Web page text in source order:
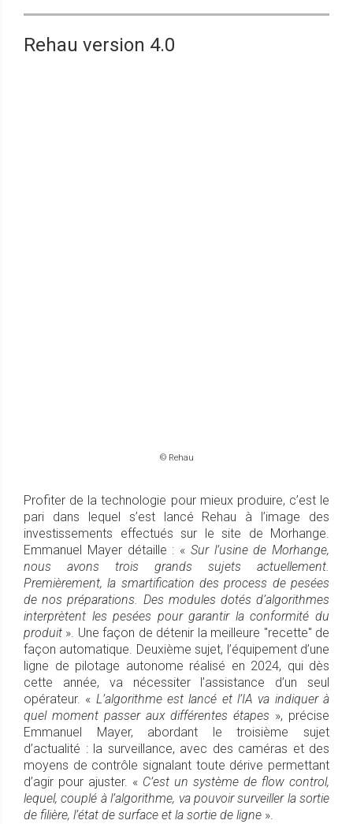
Rehau version 4.0
© Rehau
Profiter de la technologie pour mieux produire, c’est le
pari dans lequel s’est lancé Rehau à l’image des
investissements effectués sur le site de Morhange.
Emmanuel Mayer détaille : « Sur l’usine de Morhange,
nous avons trois grands sujets actuellement.
Premièrement, la smartification des process de pesées
de nos préparations. Des modules dotés d’algorithmes
interprètent les pesées pour garantir la conformité du
produit ». Une façon de détenir la meilleure "recette" de
façon automatique. Deuxième sujet, l’équipement d’une
ligne de pilotage autonome réalisé en 2024, qui dès
cette année, va nécessiter l’assistance d’un seul
opérateur. « L’algorithme est lancé et l’IA va indiquer à
quel moment passer aux différentes étapes », précise
Emmanuel Mayer, abordant le troisième sujet
d’actualité : la surveillance, avec des caméras et des
moyens de contrôle signalant toute dérive permettant
d’agir pour ajuster. « C’est un système de flow control,
lequel, couplé à l’algorithme, va pouvoir surveiller la sortie
de filière, l’état de surface et la sortie de ligne ».